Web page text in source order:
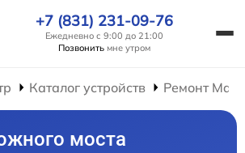
+7 (831) 231-09-76
Ежедневно с 9:00 до 21:00
Позвонить мне утром
Каталог устройств Ремонт
моста